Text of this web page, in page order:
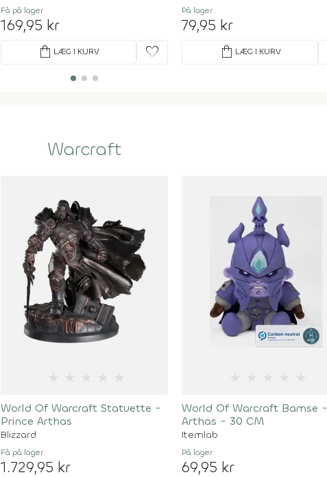
Få på lager
169,95 kr
shopping_bag LÆG I KURV favorite
På lager
79,95 kr
shopping_bag LÆG I KURV
Warcraft
World Of Warcraft Statuette -
Prince Arthas
Blizzard
Få på lager
1.729,95 kr
World Of Warcraft Bamse -
Arthas - 30 CM
Itemlab
På lager
69,95 kr